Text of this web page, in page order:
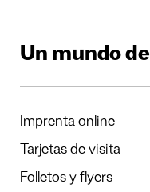
Un mundo
Imprenta online
Tarjetas de visita
Folletos y flyers